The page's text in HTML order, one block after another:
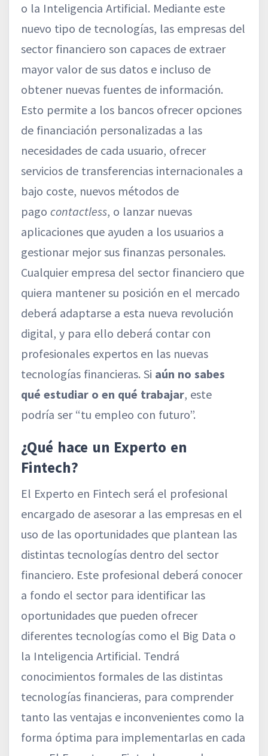
o la Inteligencia Artificial. Mediante este
nuevo tipo de tecnologías, las empresas del
sector financiero son capaces de extraer
mayor valor de sus datos e incluso de
obtener nuevas fuentes de información.
Esto permite a los bancos ofrecer opciones
de financiación personalizadas a las
necesidades de cada usuario, ofrecer
servicios de transferencias internacionales a
bajo coste, nuevos métodos de
pago contactless, o lanzar nuevas
aplicaciones que ayuden a los usuarios a
gestionar mejor sus finanzas personales.
Cualquier empresa del sector financiero que
quiera mantener su posición en el mercado
deberá adaptarse a esta nueva revolución
digital, y para ello deberá contar con
profesionales expertos en las nuevas
tecnologías financieras. Si aún no sabes
qué estudiar o en qué trabajar, este
podría ser “tu empleo con futuro”.
¿Qué hace un Experto en
Fintech?
El Experto en Fintech será el profesional
encargado de asesorar a las empresas en el
uso de las oportunidades que plantean las
distintas tecnologías dentro del sector
financiero. Este profesional deberá conocer
a fondo el sector para identificar las
oportunidades que pueden ofrecer
diferentes tecnologías como el Big Data o
la Inteligencia Artificial. Tendrá
conocimientos formales de las distintas
tecnologías financieras, para comprender
tanto las ventajas e inconvenientes como la
forma óptima para implementarlas en cada